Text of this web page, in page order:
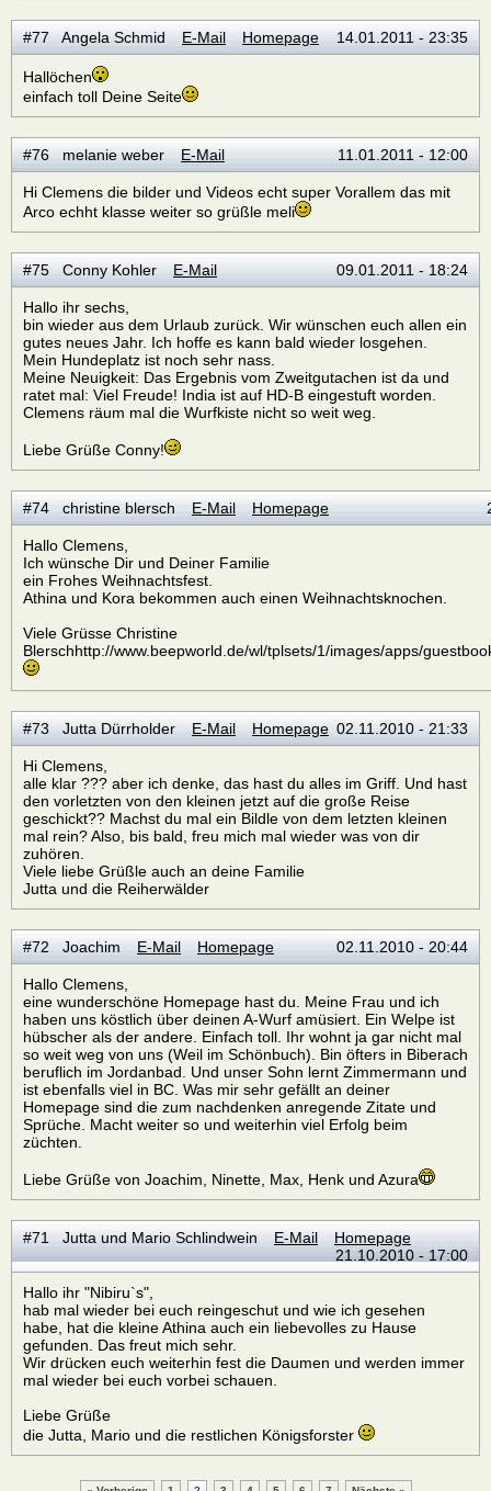
#77 Angela Schmid E-Mail Homepage 14.01.2011 - 23:35
Hallöchen
einfach toll Deine Seite
#76 melanie weber E-Mail 11.01.2011 - 12:00
Hi Clemens die bilder und Videos echt super Vorallem das mit
Arco echht klasse weiter so grüßle meli
#75 Conny Kohler E-Mail 09.01.2011 - 18:24
Hallo ihr sechs,
bin wieder aus dem Urlaub zurück. Wir wünschen euch allen ein
gutes neues Jahr. Ich hoffe es kann bald wieder losgehen.
Mein Hundeplatz ist noch sehr nass.
Meine Neuigkeit: Das Ergebnis vom Zweitgutachen ist da und
ratet mal: Viel Freude! India ist auf HD-B eingestuft worden.
Clemens räum mal die Wurfkiste nicht so weit weg.
Liebe Grüße Conny!
#74 christine blersch E-Mail Homepage
Hallo Clemens,
Ich wünsche Dir und Deiner Familie
ein Frohes Weihnachtsfest.
Athina und Kora bekommen auch einen Weihnachtsknochen.
Viele Grüsse Christine
Blerschhttp://www.beepworld.de/wl/tplsets/1/images/apps/
#73 Jutta Dürrholder E-Mail Homepage 02.11.2010 - 21:33
Hi Clemens,
alle klar ??? aber ich denke, das hast du alles im Griff. Und hast
den vorletzten von den kleinen jetzt auf die große Reise
geschickt?? Machst du mal ein Bildle von dem letzten kleinen
mal rein? Also, bis bald, freu mich mal wieder was von dir
zuhören.
Viele liebe Grüßle auch an deine Familie
Jutta und die Reiherwälder
#72 Joachim E-Mail Homepage 02.11.2010 - 20:44
Hallo Clemens,
eine wunderschöne Homepage hast du. Meine Frau und ich
haben uns köstlich über deinen A-Wurf amüsiert. Ein Welpe ist
hübscher als der andere. Einfach toll. Ihr wohnt ja gar nicht mal
so weit weg von uns (Weil im Schönbuch). Bin öfters in Biberach
beruflich im Jordanbad. Und unser Sohn lernt Zimmermann und
ist ebenfalls viel in BC. Was mir sehr gefällt an deiner
Homepage sind die zum nachdenken anregende Zitate und
Sprüche. Macht weiter so und weiterhin viel Erfolg beim
züchten.
Liebe Grüße von Joachim, Ninette, Max, Henk und Azura
#71 Jutta und Mario Schlindwein E-Mail
Homepage
21.10.2010 - 17:00
Hallo ihr "Nibiru`s",
hab mal wieder bei euch reingeschut und wie ich gesehen
habe, hat die kleine Athina auch ein liebevolles zu Hause
gefunden. Das freut mich sehr.
Wir drücken euch weiterhin fest die Daumen und werden immer
mal wieder bei euch vorbei schauen.
Liebe Grüße
die Jutta, Mario und die restlichen Königsforster